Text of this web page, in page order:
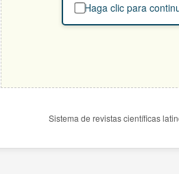
Haga clic para
Sistema de revistas científicas